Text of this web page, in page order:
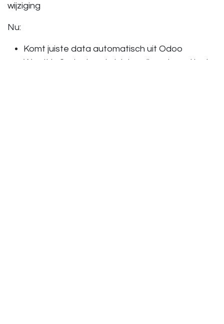
wijziging
Nu:
Komt juiste data automatisch uit Odoo
Wordt in 2 minuten de juiste prijs getoond in de